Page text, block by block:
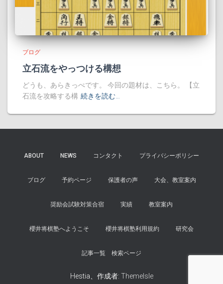
ブログ
立石流をやっつける構想
どうも、あらきっぺです。 今回の題材は、こちら。 【立
石流を攻略する構 続きを読む…
ABOUT NEWS コンタクト プライバシーポリシー
ブログ 予約ページ 保護者の声 大会、教室案内
奨励会試験対策合宿 実績 教室案内
櫻井将棋塾へようこそ 櫻井将棋塾利用規約 研究会
記事一覧 検索ページ
Hestia、作成者: ThemeIsle